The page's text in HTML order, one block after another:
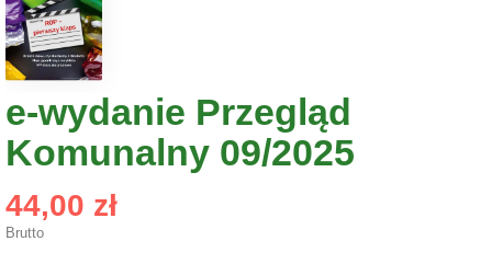
e-wydanie Przegląd
Komunalny 09/2025
44,00 zł
Brutto